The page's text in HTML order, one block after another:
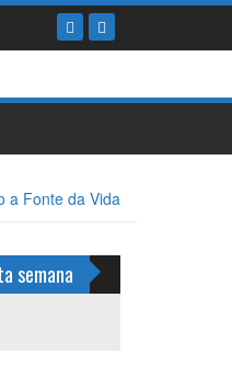
a Fonte da Vida
semana